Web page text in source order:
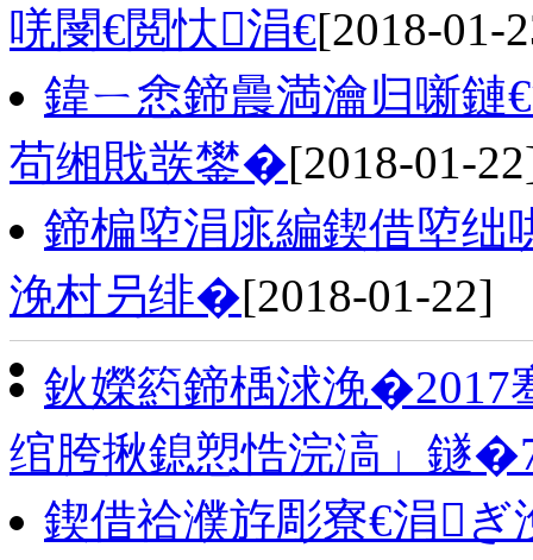
唴閿€閲忕涓€[2018-01-
鍏ㄧ悆鍗曟満瀹归噺
苟缃戝彂鐢�[2018-01-
鍗楄埅涓庣編鍥借埅绌
浼村叧绯�[2018-01-22]
鈥嬫箹鍗楀浗浼�2017
绾胯揪鎴愬悎浣滈」鐩
鍥借祫濮斿彫寮€涓